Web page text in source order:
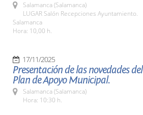
Salamanca (Salamanca)
LUGAR Salón Recepciones Ayuntamiento.
Salamanca
Hora: 10,00 h.
17/11/2025
Presentación de las novedades del
Plan de Apoyo Municipal.
Salamanca (Salamanca)
Hora: 10:30 h.